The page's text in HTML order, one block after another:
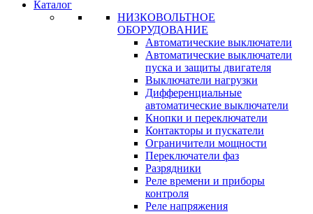
Каталог
НИЗКОВОЛЬТНОЕ
ОБОРУДОВАНИЕ
Автоматические выключатели
Автоматические выключатели
пуска и защиты двигателя
Выключатели нагрузки
Дифференциальные
автоматические выключатели
Кнопки и переключатели
Контакторы и пускатели
Ограничители мощности
Переключатели фаз
Разрядники
Реле времени и приборы
контроля
Реле напряжения